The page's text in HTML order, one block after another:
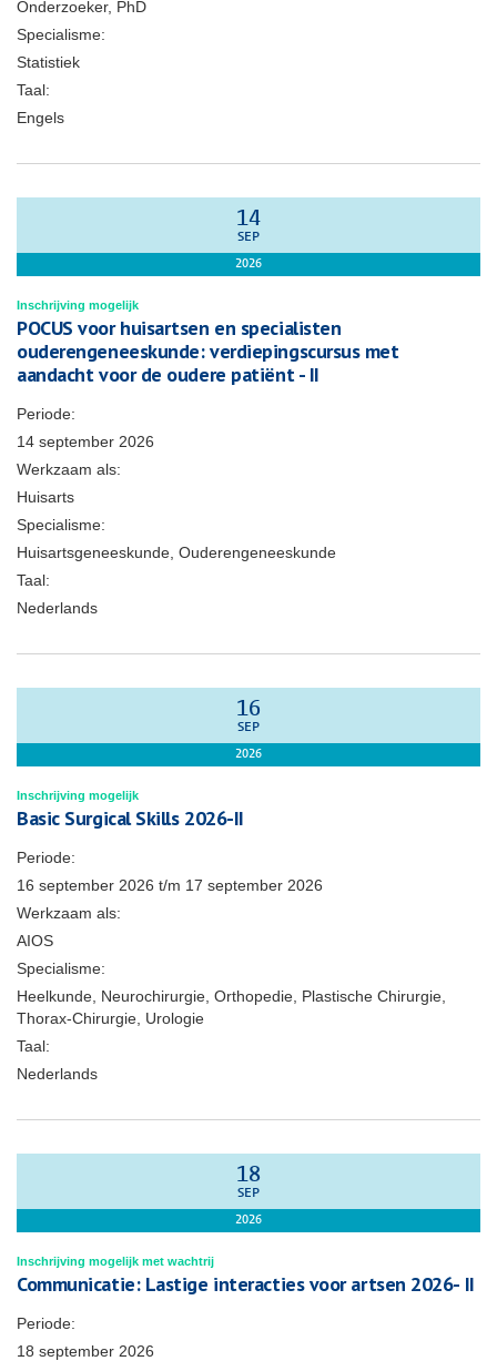
Onderzoeker, PhD
Specialisme:
Statistiek
Taal:
Engels
14
SEP
2026
Inschrijving mogelijk
POCUS voor huisartsen en specialisten
ouderengeneeskunde: verdiepingscursus met
aandacht voor de oudere patiënt - II
Periode:
14 september 2026
Werkzaam als:
Huisarts
Specialisme:
Huisartsgeneeskunde, Ouderengeneeskunde
Taal:
Nederlands
16
SEP
2026
Inschrijving mogelijk
Basic Surgical Skills 2026-II
Periode:
16 september 2026 t/m 17 september 2026
Werkzaam als:
AIOS
Specialisme:
Heelkunde, Neurochirurgie, Orthopedie, Plastische Chirurgie,
Thorax-Chirurgie, Urologie
Taal:
Nederlands
18
SEP
2026
Inschrijving mogelijk met wachtrij
Communicatie: Lastige interacties voor artsen 2026- II
Periode:
18 september 2026